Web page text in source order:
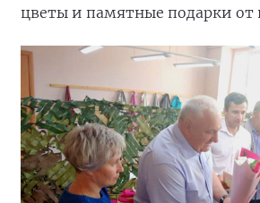
цветы и памятные подарки от